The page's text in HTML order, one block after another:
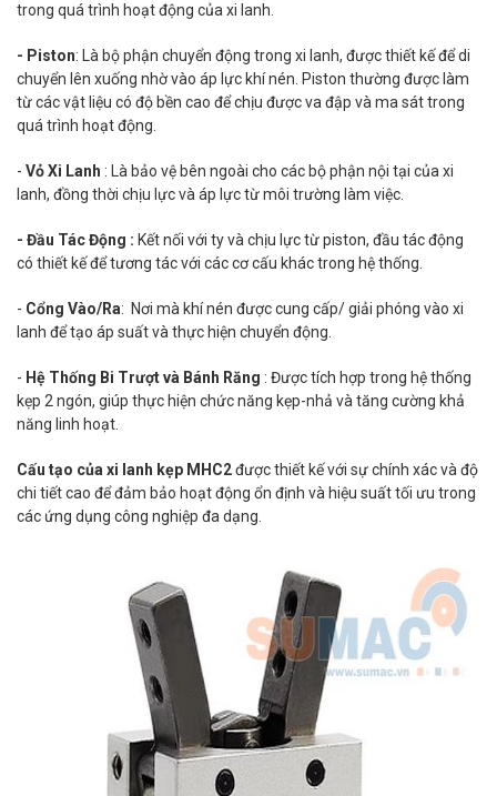
trong quá trình hoạt động của xi lanh.
- Piston: Là bộ phận chuyển động trong xi lanh, được thiết kế để di
chuyển lên xuống nhờ vào áp lực khí nén. Piston thường được làm
từ các vật liệu có độ bền cao để chịu được va đập và ma sát trong
quá trình hoạt động.
- Vỏ Xi Lanh : Là bảo vệ bên ngoài cho các bộ phận nội tại của xi
lanh, đồng thời chịu lực và áp lực từ môi trường làm việc.
- Đầu Tác Động : Kết nối với ty và chịu lực từ piston, đầu tác động
có thiết kế để tương tác với các cơ cấu khác trong hệ thống.
- Cổng Vào/Ra: Nơi mà khí nén được cung cấp/ giải phóng vào xi
lanh để tạo áp suất và thực hiện chuyển động.
- Hệ Thống Bi Trượt và Bánh Răng : Được tích hợp trong hệ thống
kẹp 2 ngón, giúp thực hiện chức năng kẹp-nhả và tăng cường khả
năng linh hoạt.
Cấu tạo của xi lanh kẹp MHC2được thiết kế với sự chính xác và độ
chi tiết cao để đảm bảo hoạt động ổn định và hiệu suất tối ưu trong
các ứng dụng công nghiệp đa dạng.